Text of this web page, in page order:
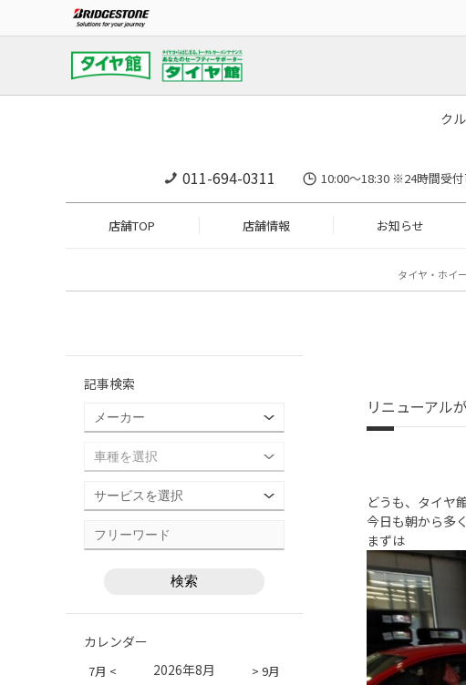
ク
011-694-0311 10:00～18:30 ※24時間受
店舗TOP 店舗情報 お知らせ
タイヤ・ホイ
リニューアル
どうも、タイヤ
今日も朝から多
まずは
記事検索
カレンダー
7月 < > 9月
2026年8月